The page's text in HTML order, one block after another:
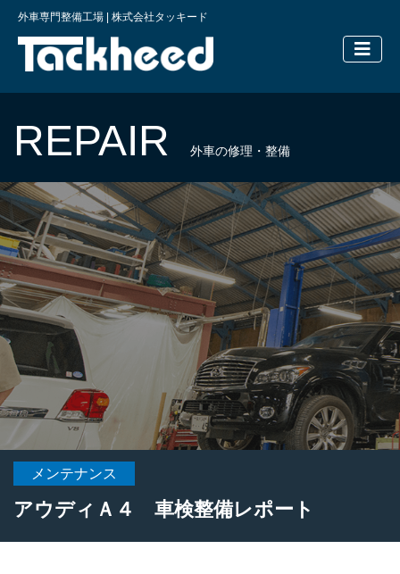
外車専門整備工場 | 株式会社タッキード
横浜の外
REPAIR 外車の修理・整備
メンテナンス
アウディＡ４ 車検整備レポート